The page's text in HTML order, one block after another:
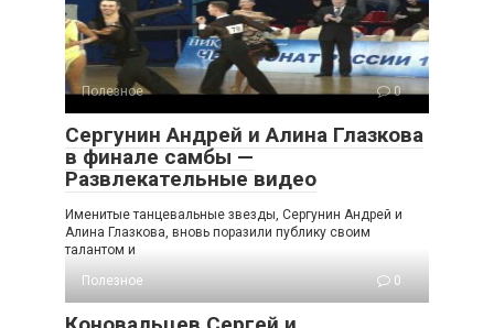
Полезное 0
Сергунин Андрей и Алина Глазкова
в финале самбы —
Развлекательные видео
Именитые танцевальные звезды, Сергунин Андрей и
Алина Глазкова, вновь поразили публику своим
талантом и
Полезное
0